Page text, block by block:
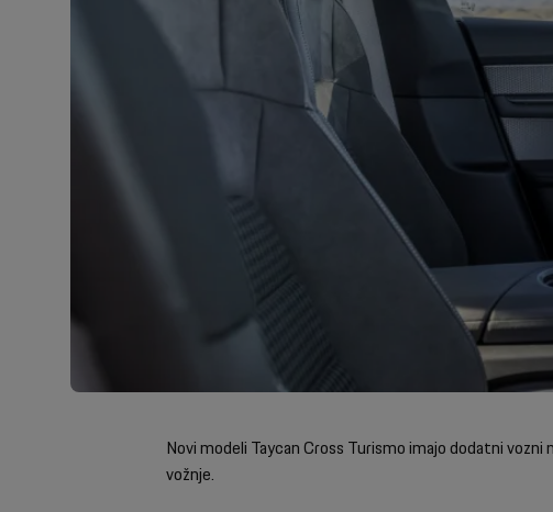
Novi modeli Taycan Cross Turismo imajo dodatni
vožnje.